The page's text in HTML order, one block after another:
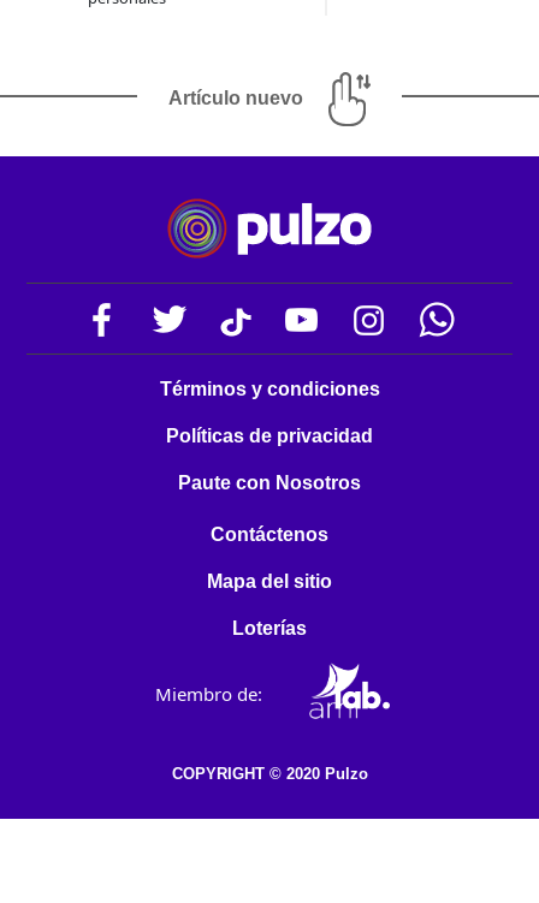
Artículo nuevo
Términos y condiciones
Políticas de privacidad
Paute con Nosotros
Contáctenos
Mapa del sitio
Loterías
Miembro de:
COPYRIGHT © 2020 Pulzo